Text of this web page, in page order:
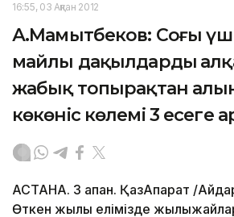
16:55, 03 Ақпан 2012
А.Мамытбеков: Соңғы
майлы дақылдардың
жабық топырақтан
көкөніс көлемі 3 есеге
АСТАНА. 3 ақпан. ҚазАқпарат /
Өткен жылы елімізде